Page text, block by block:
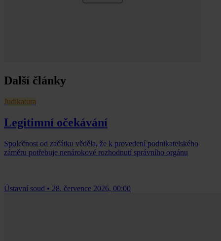
Další články
Judikatura
Legitimní očekávání
Společnost od začátku věděla, že k provedení podnikatelského
záměru potřebuje nenárokové rozhodnutí správního orgánu
Ústavní soud • 28. července 2026, 00:00